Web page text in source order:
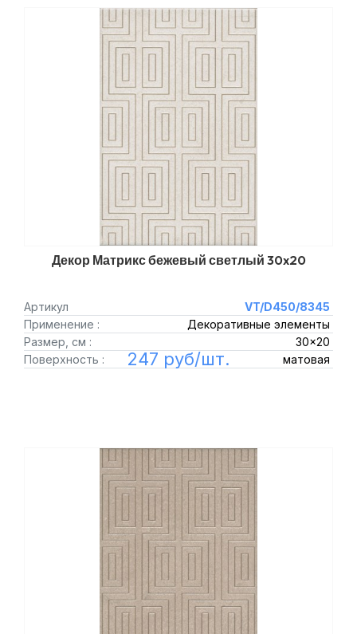
Декор Матрикс бежевый светлый 30x20
Артикул
VT/D450/8345
Применение :
Декоративные элементы
Размер, см :
30x20
Поверхность :
матовая
247 руб/шт.